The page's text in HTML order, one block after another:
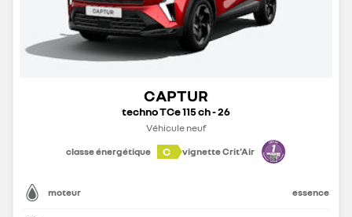
CAPTUR
techno TCe 115 ch - 26
Véhicule neuf
classe énergétique
C vignette Crit'Air
moteur essence